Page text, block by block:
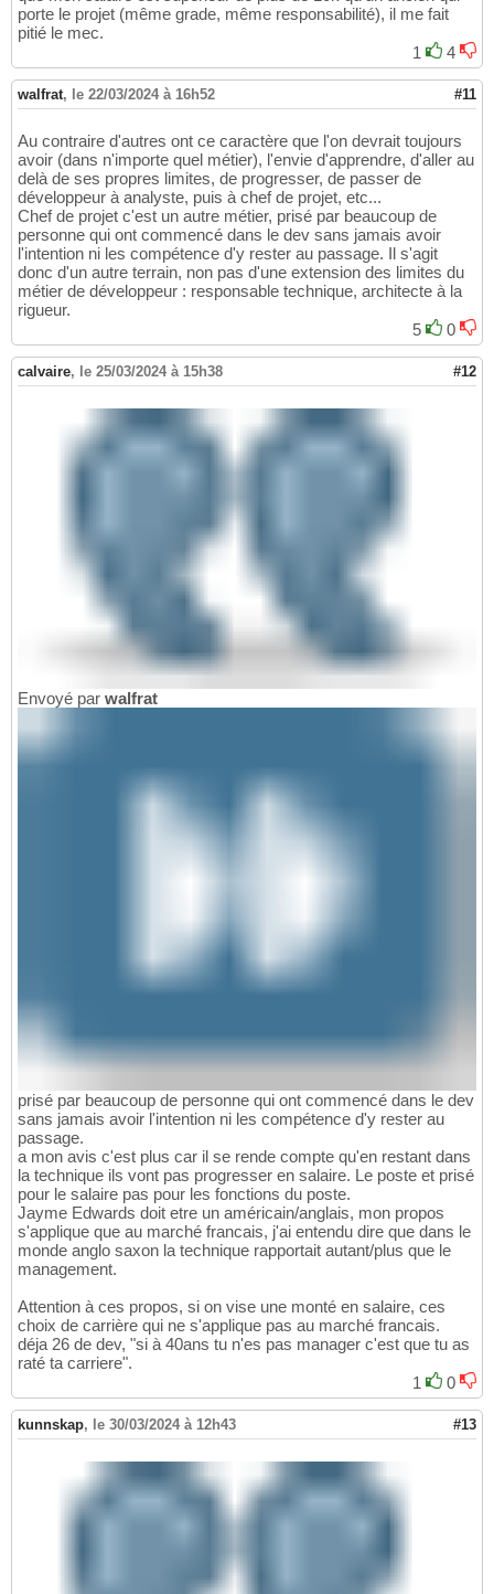
porte le projet (même grade, même responsabilité), il me fait
pitié le mec.
1
4
walfrat, le 22/03/2024 à 16h52 #11
Au contraire d'autres ont ce caractère que l'on devrait toujours
avoir (dans n'importe quel métier), l'envie d'apprendre, d'aller au
delà de ses propres limites, de progresser, de passer de
développeur à analyste, puis à chef de projet, etc...
Chef de projet c'est un autre métier, prisé par beaucoup de
personne qui ont commencé dans le dev sans jamais avoir
l'intention ni les compétence d'y rester au passage. Il s'agit
donc d'un autre terrain, non pas d'une extension des limites du
métier de développeur : responsable technique, architecte à la
rigueur.
5
0
calvaire, le 25/03/2024 à 15h38 #12
Envoyé par walfrat
prisé par beaucoup de personne qui ont commencé dans le dev
sans jamais avoir l'intention ni les compétence d'y rester au
passage.
a mon avis c'est plus car il se rende compte qu'en restant dans
la technique ils vont pas progresser en salaire. Le poste et prisé
pour le salaire pas pour les fonctions du poste.
Jayme Edwards doit etre un américain/anglais, mon propos
s'applique que au marché francais, j'ai entendu dire que dans le
monde anglo saxon la technique rapportait autant/plus que le
management.
Attention à ces propos, si on vise une monté en salaire, ces
choix de carrière qui ne s'applique pas au marché francais.
déja 26 de dev, "si à 40ans tu n'es pas manager c'est que tu as
raté ta carriere".
1
0
kunnskap, le 30/03/2024 à 12h43 #13